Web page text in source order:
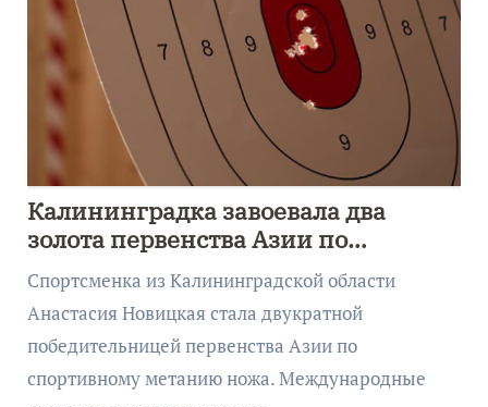
Калининградка завоевала два
золота первенства Азии по
метанию ножа
Спортсменка из Калининградской области
Анастасия Новицкая стала двукратной
победительницей первенства Азии по
спортивному метанию ножа. Международные